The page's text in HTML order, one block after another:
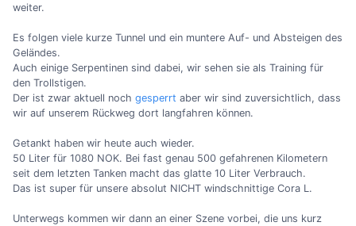
weiter.
Es folgen viele kurze Tunnel und ein muntere Auf- und Absteigen des
Geländes.
Auch einige Serpentinen sind dabei, wir sehen sie als Training für
den Trollstigen.
Der ist zwar aktuell noch gesperrt aber wir sind zuversichtlich, dass
wir auf unserem Rückweg dort langfahren können.
Getankt haben wir heute auch wieder.
50 Liter für 1080 NOK. Bei fast genau 500 gefahrenen Kilometern
seit dem letzten Tanken macht das glatte 10 Liter Verbrauch.
Das ist super für unsere absolut NICHT windschnittige Cora L.
Unterwegs kommen wir dann an einer Szene vorbei, die uns kurz